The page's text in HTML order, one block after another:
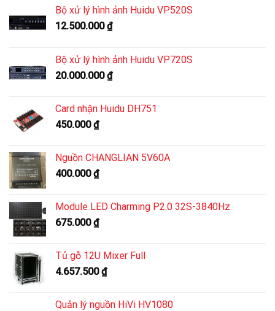
Bộ xử lý hình ảnh Huidu VP520S
12.500.000₫
Bộ xử lý hình ảnh Huidu VP720S
20.000.000₫
Card nhận Huidu DH751
450.000₫
Nguồn CHANGLIAN 5V60A
400.000₫
Module LED Charming P2.0 32S-3840Hz
675.000₫
Tủ gỗ 12U Mixer Full
4.657.500₫
Quản lý nguồn HiVi HV1080